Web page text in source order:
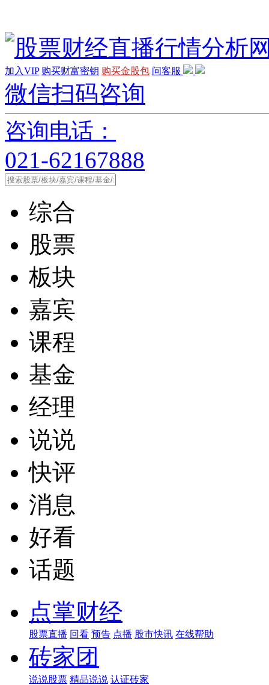
加入VIP 购买财富密钥 购买金股包 问客服
微信扫码咨询
咨询电话：
021-62167888
综合
股票
板块
嘉宾
课程
基金
经理
说说
快评
消息
好看
话题
点掌财经
股票直播 回看 预告 点播 股市快讯 在线帮助
砖家团
说说股票 精品说说 认证砖家